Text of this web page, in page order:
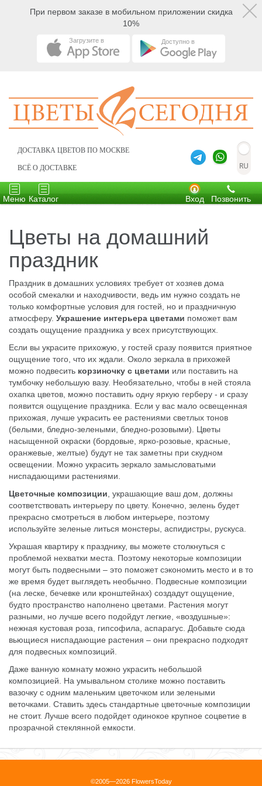
При первом заказе в мобильном приложении скидка
10%
Загрузите в Доступно в
ДОСТАВКА ЦВЕТОВ ПО МОСКВЕ
ВСЁ О ДОСТАВКЕ
Toggle
navigation
Меню
Toggle
navigation
Каталог Позвонить
Вход
Цветы на домашний
праздник
Праздник в домашних условиях требует от хозяев дома
особой смекалки и находчивости, ведь им нужно создать не
только комфортные условия для гостей, но и праздничную
атмосферу. Украшение интерьера цветами поможет вам
создать ощущение праздника у всех присутствующих.
Если вы украсите прихожую, у гостей сразу появится приятное
ощущение того, что их ждали. Около зеркала в прихожей
можно подвесить корзиночку с цветами или поставить на
тумбочку небольшую вазу. Необязательно, чтобы в ней стояла
охапка цветов, можно поставить одну яркую герберу - и сразу
появится ощущение праздника. Если у вас мало освещенная
прихожая, лучше украсить ее растениями светлых тонов
(белыми, бледно-зелеными, бледно-розовыми). Цветы
насыщенной окраски (бордовые, ярко-розовые, красные,
оранжевые, желтые) будут не так заметны при скудном
освещении. Можно украсить зеркало замысловатыми
ниспадающими растениями.
Цветочные композиции , украшающие ваш дом, должны
соответствовать интерьеру по цвету. Конечно, зелень будет
прекрасно смотреться в любом интерьере, поэтому
используйте зеленые литься монстеры, аспидистры, рускуса.
Украшая квартиру к празднику, вы можете столкнуться с
проблемой нехватки места. Поэтому некоторые композиции
могут быть подвесными – это поможет сэкономить место и в то
же время будет выглядеть необычно. Подвесные композиции
(на леске, бечевке или кронштейнах) создадут ощущение,
будто пространство наполнено цветами. Растения могут
разными, но лучше всего подойдут легкие, «воздушные»:
нежная кустовая роза, гипсофила, аспарагус. Добавьте сюда
вьющиеся ниспадающие растения – они прекрасно подходят
для подвесных композиций.
Даже ванную комнату можно украсить небольшой
композицией. На умывальном столике можно поставить
вазочку с одним маленьким цветочком или зелеными
веточками. Ставить здесь стандартные цветочные композиции
не стоит. Лучше всего подойдет одинокое крупное соцветие в
прозрачной стеклянной емкости.
©2005—2026 FlowersToday